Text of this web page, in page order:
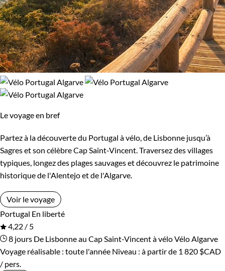
Le voyage en bref
Partez à la découverte du Portugal à vélo, de Lisbonne jusqu’à
Sagres et son célèbre Cap Saint-Vincent. Traversez des villages
typiques, longez des plages sauvages et découvrez le patrimoine
historique de l'Alentejo et de l'Algarve.
Voir le voyage
Portugal En liberté
4,22 / 5
8 jours De Lisbonne au Cap Saint-Vincent à véloVélo Algarve
Voyage réalisable : toute l'année Niveau : à partir de 1 820 $CAD
/ pers.